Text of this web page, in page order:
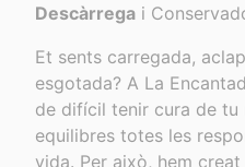
Descàrrega i
Et sents carregada,
esgotada? A La
de difícil tenir cura de tu
equilibres totes les
vida. Per això, hem